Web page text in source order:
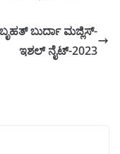
ಬುರ್ದಾ ಮಜ್ಲಿಸ್-
ಇಶಲ್ ನೈಟ್-2023